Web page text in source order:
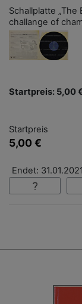
Schallplatte
challange of
Startpreis: 5,00
Startpreis
5,00 €
Endet: